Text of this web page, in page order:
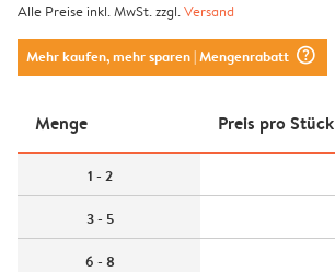
Alle Preise inkl. MwSt. zzgl.Versand
Mehr kaufen, mehr sparen| Mengenrabatt question_mark_circle
Menge Preis pro Stück
1 - 2
3 - 5
6 - 8